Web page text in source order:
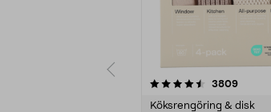
3809
Köksrengöring & disk
4.0av 5 stjärnor